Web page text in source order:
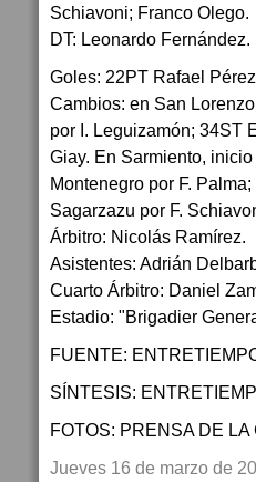
Schiavoni; Franco Olego.
DT: Leonardo Fernández.
Goles: 22PT Rafael
Cambios: en San
por I. Leguizamón; 34ST
Giay. En Sarmiento,
Montenegro por F.
Sagarzazu por F.
Árbitro: Nicolás Ramírez.
Asistentes: Adrián
Cuarto Árbitro: Daniel
Estadio: "Brigadier
FUENTE:
SÍNTESIS:
FOTOS: PRENSA DE LA
Jueves 16 de marzo de